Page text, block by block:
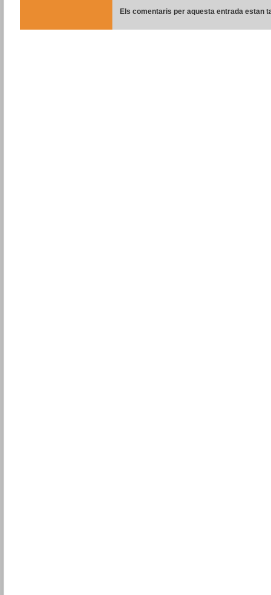
Els comentaris per aquesta entrada estan